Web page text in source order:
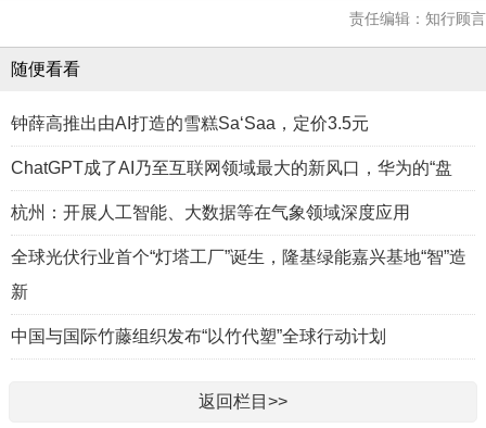
责任编辑：知行顾言
随便看看
钟薛高推出由AI打造的雪糕Sa‘Saa，定价3.5元
ChatGPT成了AI乃至互联网领域最大的新风口，华为的“盘
杭州：开展人工智能、大数据等在气象领域深度应用
全球光伏行业首个“灯塔工厂”诞生，隆基绿能嘉兴基地“智”造
新
中国与国际竹藤组织发布“以竹代塑”全球行动计划
返回栏目>>